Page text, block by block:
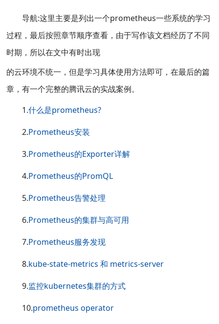
导航:这里主要是列出一个prometheus一些系统的学习
过程，最后按照章节顺序查看，由于写作该文档经历了不同
时期，所以在文中有时出现
的云环境不统一，但是学习具体使用方法即可，在最后的篇
章，有一个完整的腾讯云的实战案例。
1.什么是prometheus?
2.Prometheus安装
3.Prometheus的Exporter详解
4.Prometheus的PromQL
5.Prometheus告警处理
6.Prometheus的集群与高可用
7.Prometheus服务发现
8.kube-state-metrics 和 metrics-server
9.监控kubernetes集群的方式
10.prometheus operator